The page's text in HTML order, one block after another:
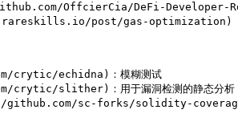
OffcierCia/DeFi-Developer-
post/gas-optimization)
echidna)：模糊测试
slither)：用于漏洞检测的静态分析
sc-forks/solidity-coverage/